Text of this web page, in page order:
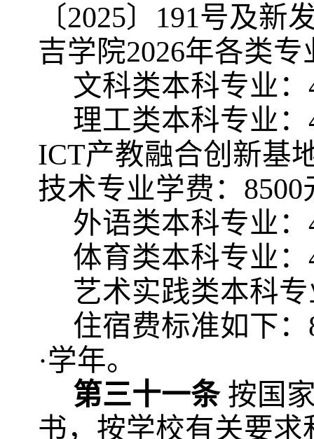
〔2025〕191号及
吉学院2026年各类专
文科类本科专业：
理工类本科专业：
ICT产教融合创新基
技术专业学费：8500
外语类本科专业：
体育类本科专业：
艺术实践类本科
住宿费标准如下：
·学年。
第三十一条 按国
书，按学校有关要